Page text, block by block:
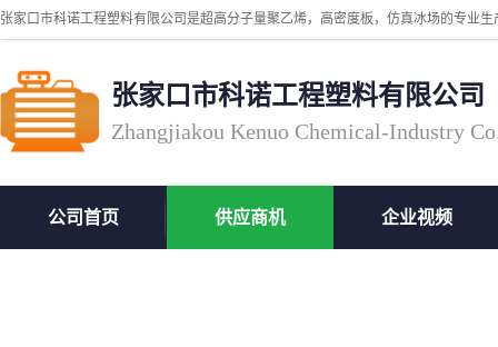
张家口市科诺工程塑料有限公司
Zhangjiakou Kenuo Chemical-Industry
公司首页 供应商机 企业视频